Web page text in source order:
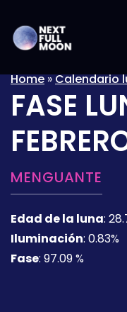
Home»Calendario
FASE
MENGUANTE
Edad de la luna:
Iluminación: 0.83%
Fase: 97.09 %